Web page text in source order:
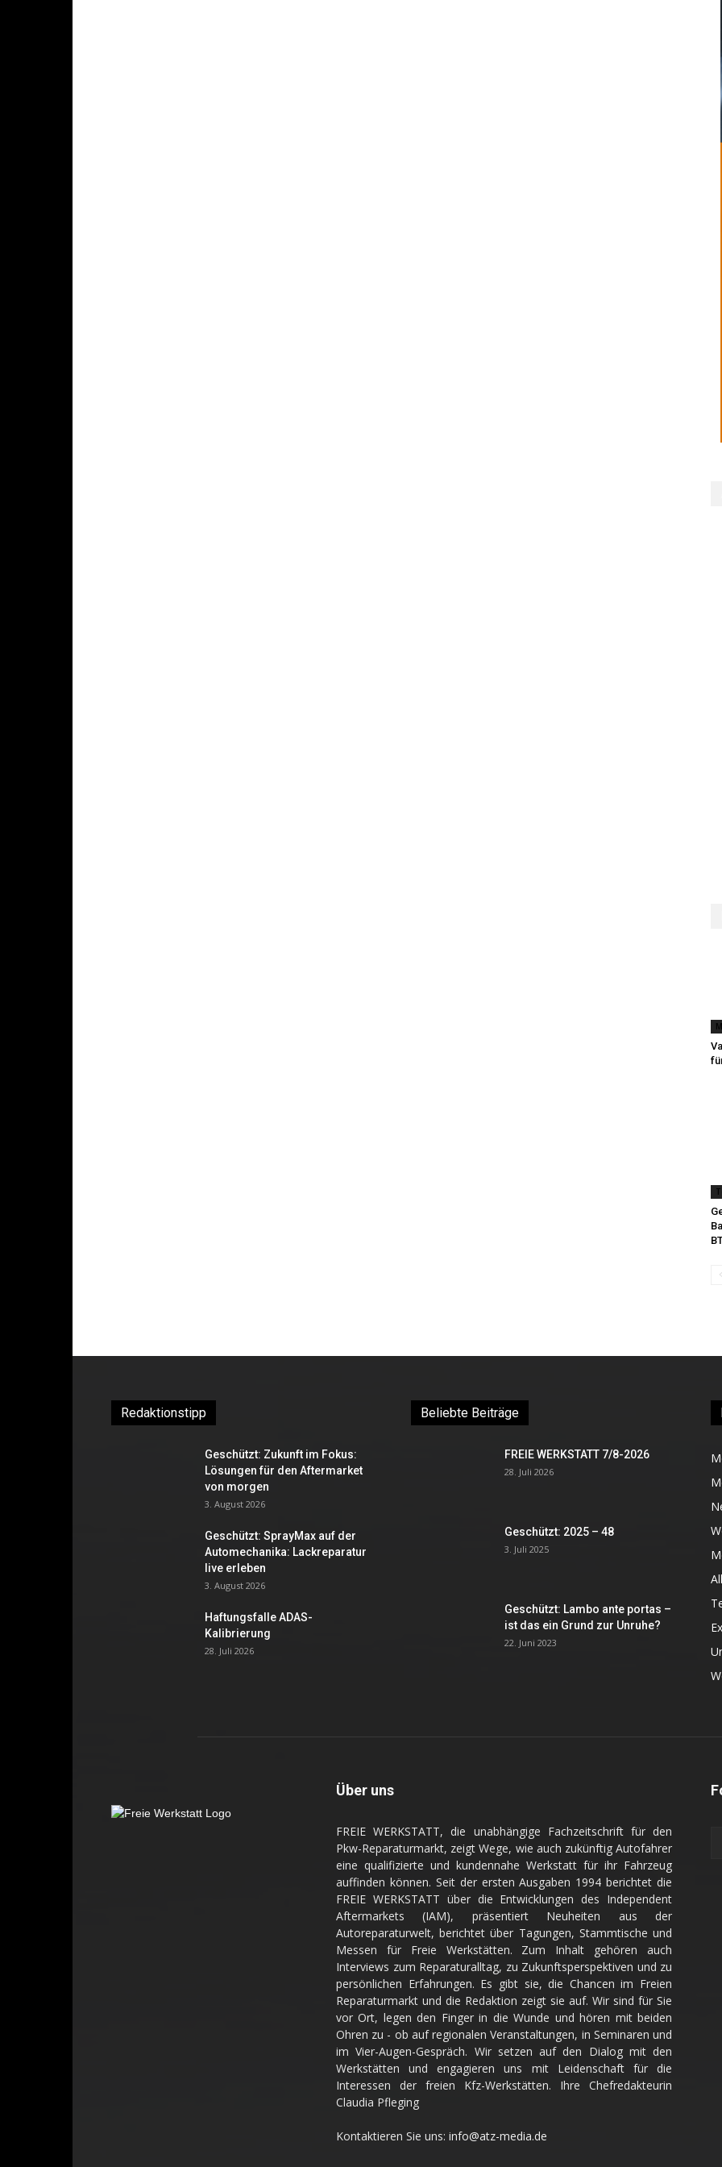
Redaktionstipp
Geschützt: Zukunft im Fokus:
Lösungen für den Aftermarket
von morgen
3. August 2026
Geschützt: SprayMax auf der
Automechanika: Lackreparatur
live erleben
3. August 2026
Haftungsfalle ADAS-
Kalibrierung
28. Juli 2026
Beliebte Beiträge
FREIE WERKSTATT 7/8-2026
28. Juli 2026
Geschützt: 2025 – 48
3. Juli 2025
Geschützt: Lambo ante portas –
ist das ein Grund zur Unruhe?
22. Juni 2023
Über uns
FREIE WERKSTATT, die unabhängige Fachzeitschrift für den
Pkw-Reparaturmarkt, zeigt Wege, wie auch zukünftig Autofahrer
eine qualifizierte und kundennahe Werkstatt für ihr Fahrzeug
auffinden können. Seit der ersten Ausgaben 1994 berichtet die
FREIE WERKSTATT über die Entwicklungen des Independent
Aftermarkets (IAM), präsentiert Neuheiten aus der
Autoreparaturwelt, berichtet über Tagungen, Stammtische und
Messen für Freie Werkstätten. Zum Inhalt gehören auch
Interviews zum Reparaturalltag, zu Zukunftsperspektiven und zu
persönlichen Erfahrungen. Es gibt sie, die Chancen im Freien
Reparaturmarkt und die Redaktion zeigt sie auf. Wir sind für Sie
vor Ort, legen den Finger in die Wunde und hören mit beiden
Ohren zu - ob auf regionalen Veranstaltungen, in Seminaren und
im Vier-Augen-Gespräch. Wir setzen auf den Dialog mit den
Werkstätten und engagieren uns mit Leidenschaft für die
Interessen der freien Kfz-Werkstätten. Ihre Chefredakteurin
Claudia Pfleging
Kontaktieren Sie uns: info@atz-media.de